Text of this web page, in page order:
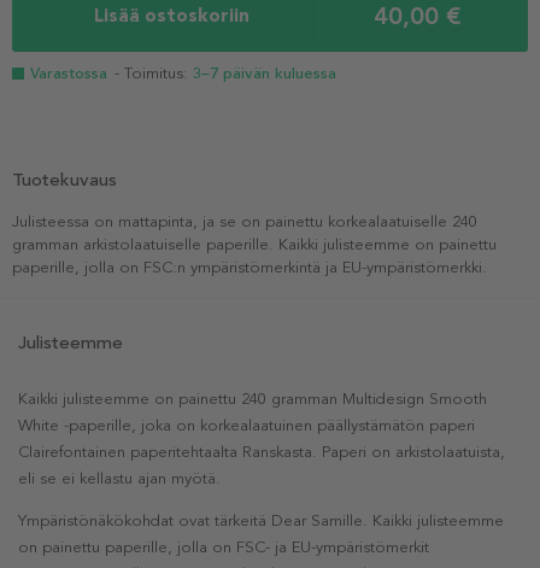
Lisää ostoskoriin 40,00 €
Varastossa - Toimitus: 3–7 päivän kuluessa
Tuotekuvaus
Julisteessa on mattapinta, ja se on painettu korkealaatuiselle 240
gramman arkistolaatuiselle paperille. Kaikki julisteemme on painettu
paperille, jolla on FSC:n ympäristömerkintä ja EU-ympäristömerkki.
Julisteemme
Kaikki julisteemme on painettu 240 gramman Multidesign Smooth
White -paperille, joka on korkealaatuinen päällystämätön paperi
Clairefontainen paperitehtaalta Ranskasta. Paperi on arkistolaatuista,
eli se ei kellastu ajan myötä.
Ympäristönäkökohdat ovat tärkeitä Dear Samille. Kaikki julisteemme
on painettu paperille, jolla on FSC- ja EU-ympäristömerkit